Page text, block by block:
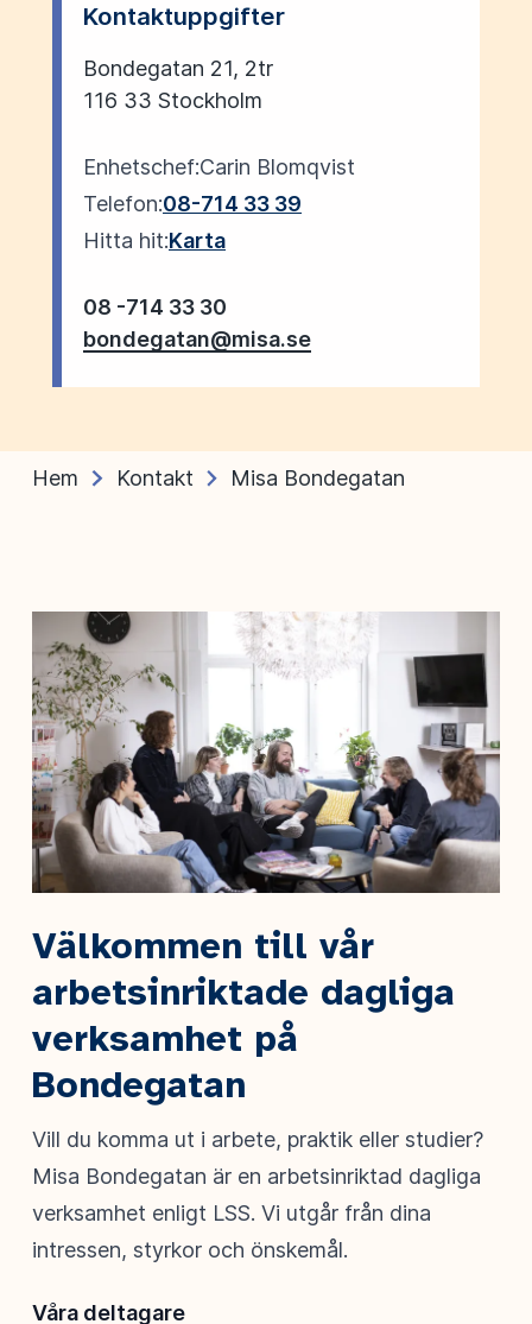
Kontaktuppgifter
Bondegatan 21, 2tr
116 33 Stockholm
Enhetschef:Carin Blomqvist
Telefon:08-714 33 39
Hitta hit:Karta
08 -714 33 30
bondegatan@misa.se
Hem Kontakt Misa Bondegatan
Välkommen till vår
arbetsinriktade dagliga
verksamhet på
Bondegatan
Vill du komma ut i arbete, praktik eller studier?
Misa Bondegatan är en arbetsinriktad dagliga
verksamhet enligt LSS. Vi utgår från dina
intressen, styrkor och önskemål.
Våra deltagare